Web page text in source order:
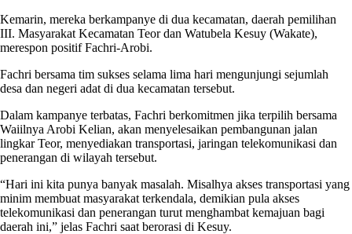
Kemarin, mereka berkampanye di dua kecamatan, daerah pemilihan
III. Masyarakat Kecamatan Teor dan Watubela Kesuy (Wakate),
merespon positif Fachri-Arobi.
Fachri bersama tim sukses selama lima hari mengunjungi sejumlah
desa dan negeri adat di dua kecamatan tersebut.
Dalam kampanye terbatas, Fachri berkomitmen jika terpilih bersama
Waiilnya Arobi Kelian, akan menyelesaikan pembangunan jalan
lingkar Teor, menyediakan transportasi, jaringan telekomunikasi dan
penerangan di wilayah tersebut.
“Hari ini kita punya banyak masalah. Misalhya akses transportasi yang
minim membuat masyarakat terkendala, demikian pula akses
telekomunikasi dan penerangan turut menghambat kemajuan bagi
daerah ini,” jelas Fachri saat berorasi di Kesuy.